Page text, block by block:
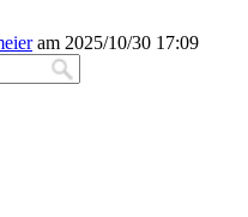
am 2025/10/30 17:09